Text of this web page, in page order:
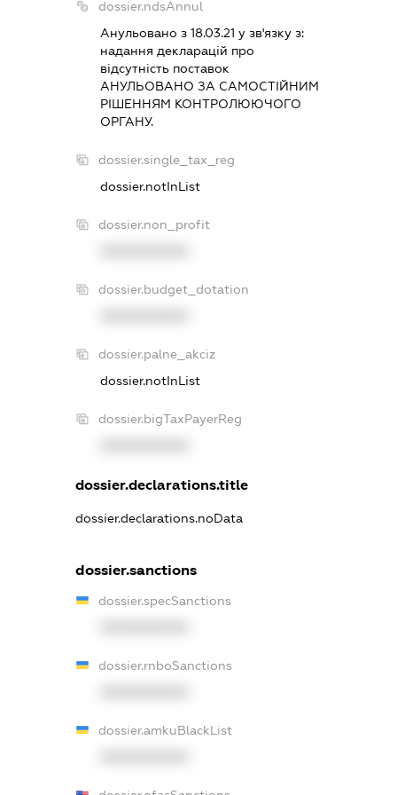
dossier.ndsAnnul
Анульовано з 18.03.21 у зв'язку з:
надання декларацiй про
вiдсутнiсть поставок
АНУЛЬОВАНО ЗА САМОСТIЙНИМ
РIШЕННЯМ КОНТРОЛЮЮЧОГО
ОРГАНУ.
dossier.single_tax_reg
dossier.notInList
dossier.non_profit
dossier.budget_dotation
dossier.palne_akciz
dossier.notInList
dossier.bigTaxPayerReg
dossier.declarations.title
dossier.declarations.noData
dossier.sanctions
dossier.specSanctions
dossier.rnboSanctions
dossier.amkuBlackList